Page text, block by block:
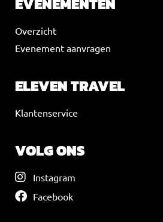
Overzicht
Evenement aanvragen
ELEVEN TRAVEL
Klantenservice
VOLG ONS
Instagram
Facebook